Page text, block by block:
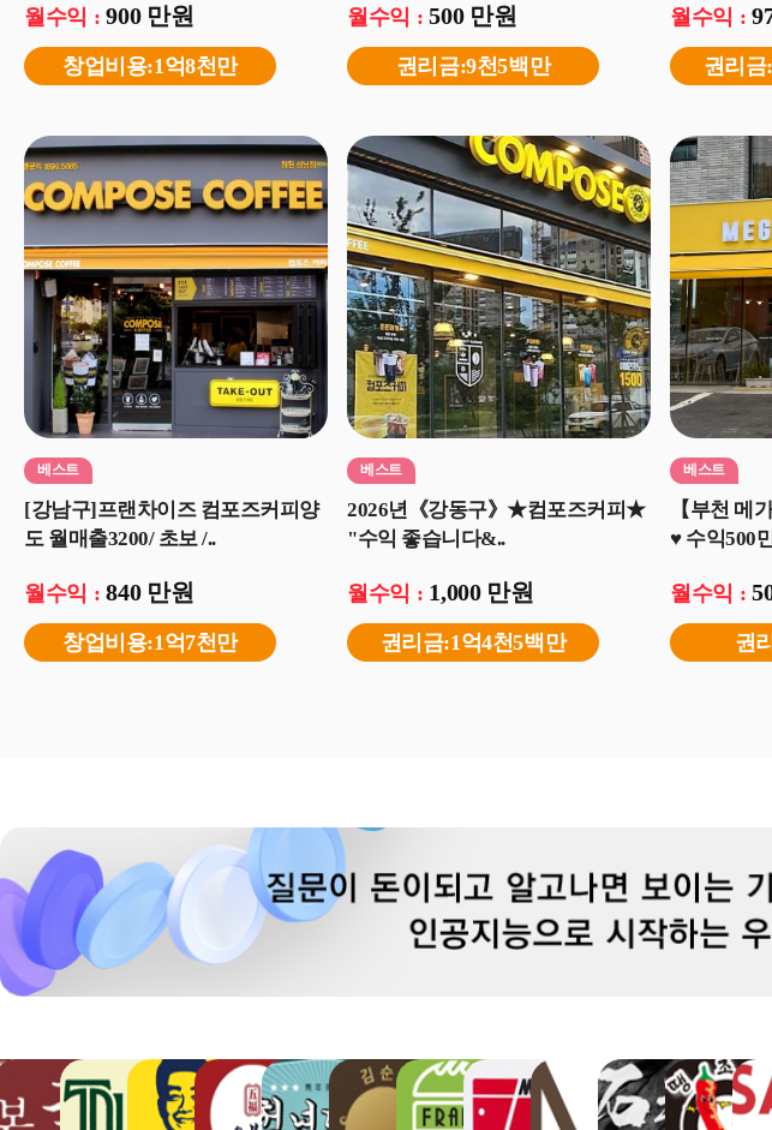
월수익 :900 만원
창업비용:1억8천만
월수익 :500 만원
권리금:9천5백만
월수익 :
권리금
베스트
[강남구]프랜차이즈 컴포즈커피양
도 월매출3200/ 초보 /..
월수익 :840 만원
창업비용:1억7천만
베스트
2026년《강동구》★컴포즈커피★
"수익 좋습니다&..
월수익 : 1,000 만원
권리금:1억4천5백만
베스트
【부천 메
♥ 수익500
월수익 :
권